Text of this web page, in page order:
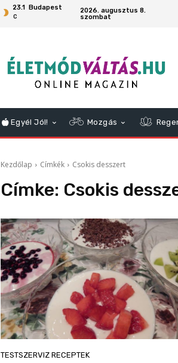
23.1
C
Budapest
2026. augusztus 8.
szombat
Egyél Jól! Mozgás
Kezdőlap Címkék Csokis desszert
Címke: Csokis
TESTSZERVIZ RECEPTEK